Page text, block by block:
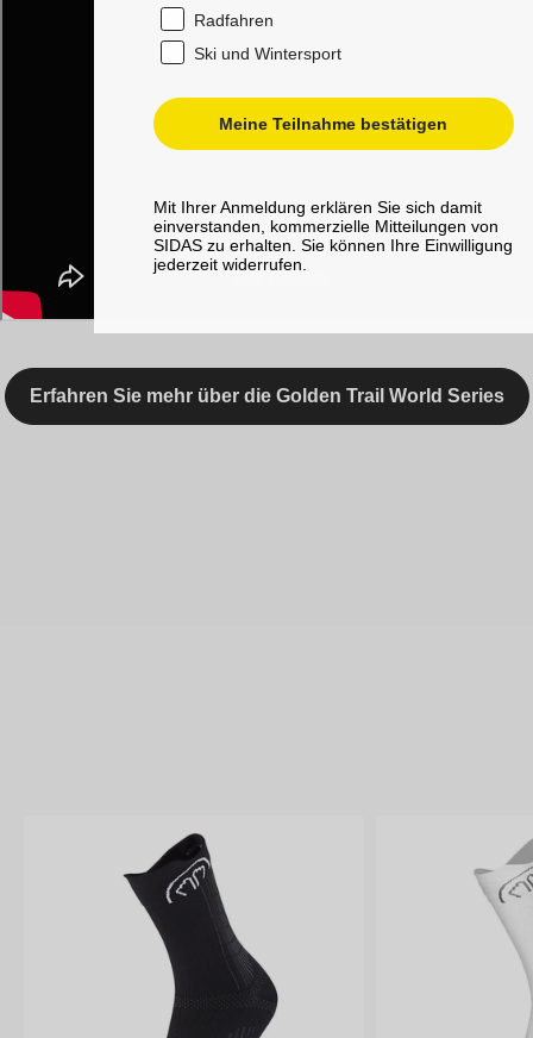
Erfahren Sie mehr über die Golden Trail World Series
Radfahren
Ski und Wintersport
Meine Teilnahme bestätigen
Mit Ihrer Anmeldung erklären Sie sich damit
einverstanden, kommerzielle Mitteilungen von
SIDAS zu erhalten. Sie können Ihre Einwilligung
jederzeit widerrufen.